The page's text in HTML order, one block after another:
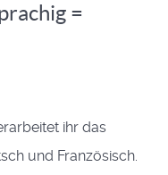
=
ihr das
und Französisch.